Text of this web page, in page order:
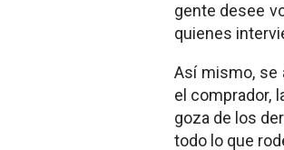
gente desee
quienes
Así mismo, se
el comprador,
goza de los
todo lo que